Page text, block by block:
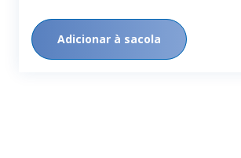
Adicionar à sacola